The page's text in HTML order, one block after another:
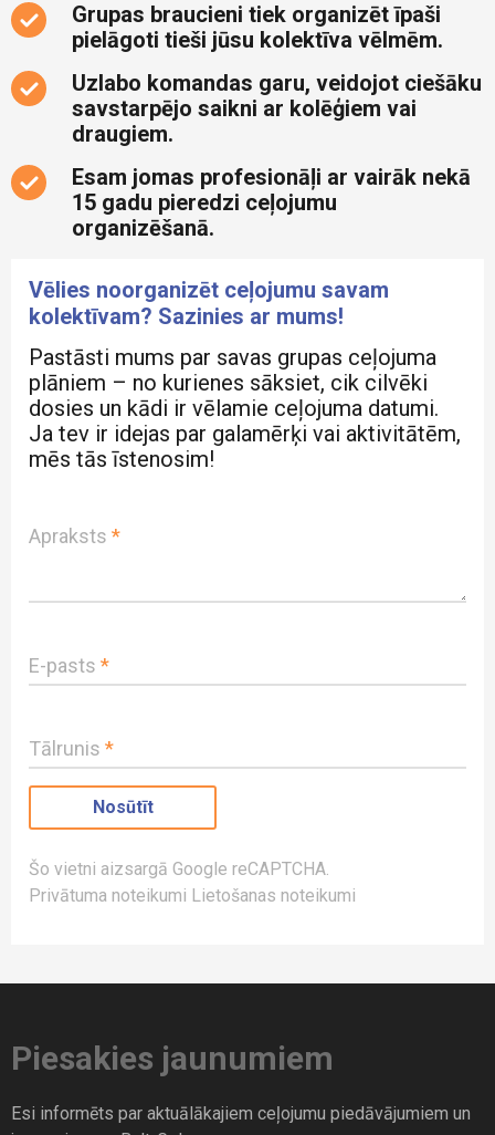
Grupas braucieni tiek organizēt īpaši
pielāgoti tieši jūsu kolektīva vēlmēm.
Uzlabo komandas garu, veidojot ciešāku
savstarpējo saikni ar kolēģiem vai
draugiem.
Esam jomas profesionāļi ar vairāk nekā
15 gadu pieredzi ceļojumu
organizēšanā.
Vēlies noorganizēt ceļojumu savam
kolektīvam? Sazinies ar mums!
Pastāsti mums par savas grupas ceļojuma
plāniem – no kurienes sāksiet, cik cilvēki
dosies un kādi ir vēlamie ceļojuma datumi.
Ja tev ir idejas par galamērķi vai aktivitātēm,
mēs tās īstenosim!
Apraksts *
E-pasts *
Tālrunis *
Šo vietni aizsargā Google reCAPTCHA.
Privātuma noteikumi Lietošanas noteikumi
Piesakies jaunumiem
Esi informēts par aktuālākajiem ceļojumu piedāvājumiem un